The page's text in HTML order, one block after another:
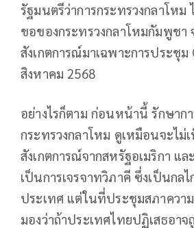
รัฐมนตรีว่าการกระทรวงกลาโหม
ขอของกระทรวงกลาโหมกัมพูชา
สังเกตการณ์มาเฉพาะการประชุม
สิงหาคม 2568
อย่างไรก็ตาม ก่อนหน้านี้ รักษาก
กระทรวงกลาโหม ดูเหมือนจะไม่
สังเกตการณ์จากสหรัฐอเมริกา แล
เป็นการเจรจาทวิภาคี ซึ่งเป็นกล
ประเทศ แต่ในที่ประชุมสภาควา
มองว่าถ้าประเทศไทยปฏิเสธอาจ